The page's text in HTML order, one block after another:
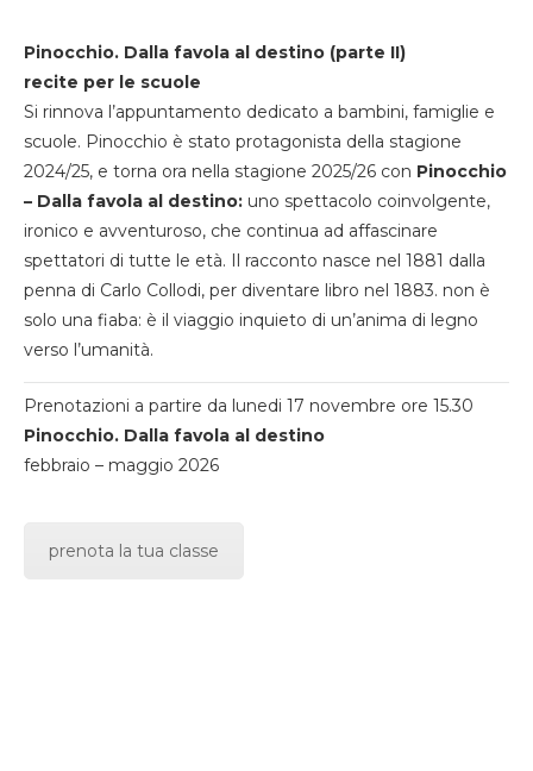
Pinocchio. Dalla favola al destino (parte II)
recite per le scuole
Si rinnova l’appuntamento dedicato a bambini, famiglie e
scuole. Pinocchio è stato protagonista della stagione
2024/25, e torna ora nella stagione 2025/26 con Pinocchio
– Dalla favola al destino: uno spettacolo coinvolgente,
ironico e avventuroso, che continua ad affascinare
spettatori di tutte le età. Il racconto nasce nel 1881 dalla
penna di Carlo Collodi, per diventare libro nel 1883. non è
solo una fiaba: è il viaggio inquieto di un’anima di legno
verso l’umanità.
Prenotazioni a partire da lunedi 17 novembre ore 15.30
Pinocchio. Dalla favola al destino
febbraio – maggio 2026
prenota la tua classe